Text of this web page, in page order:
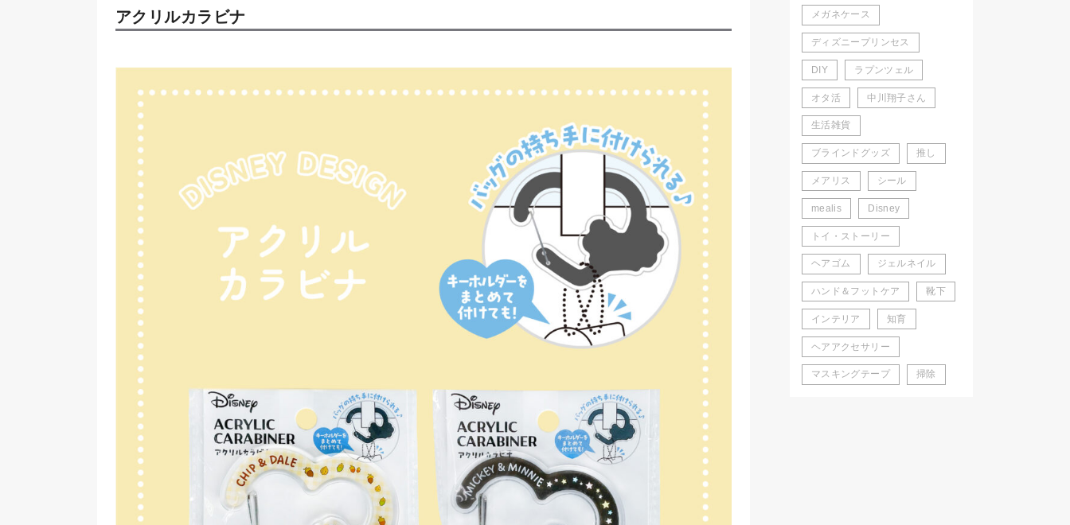
アクリルカラビナ メガネケース
ディズニープリンセス
DIY ラプンツェル
オタ活 中川翔子さん
生活雑貨
ブラインドグッズ 推し
メアリス シール
mealis Disney
トイ・ストーリー
ヘアゴム ジェルネイル
ハンド＆フットケア 靴下
インテリア 知育
ヘアアクセサリー
マスキングテープ 掃除